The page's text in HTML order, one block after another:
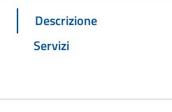
Descrizione
Servizi